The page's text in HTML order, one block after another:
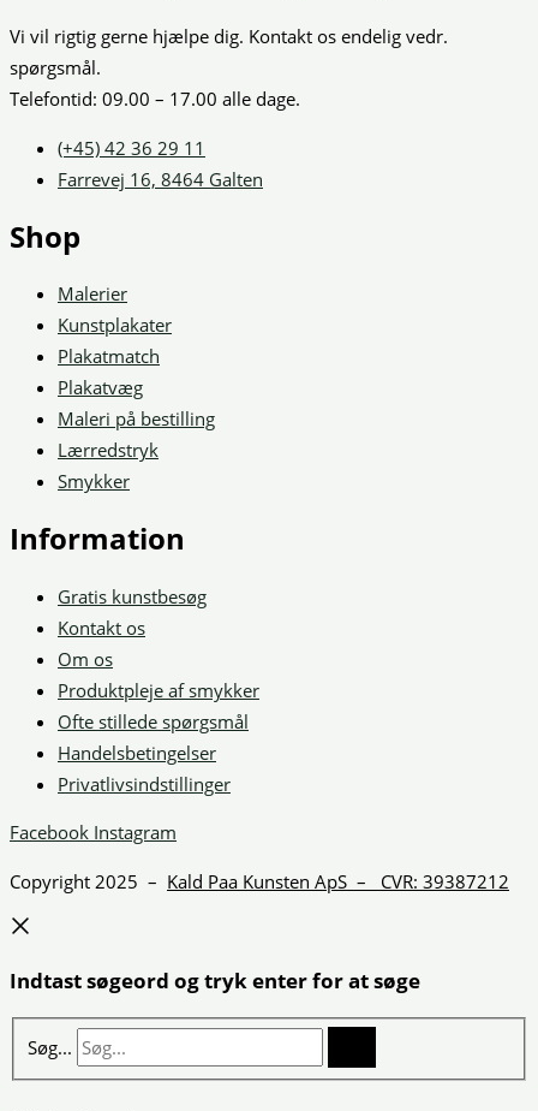
Vi vil rigtig gerne hjælpe dig. Kontakt os endelig vedr.
spørgsmål.
Telefontid: 09.00 – 17.00 alle dage.
(+45) 42 36 29 11
Farrevej 16, 8464 Galten
Shop
Malerier
Kunstplakater
Plakatmatch
Plakatvæg
Maleri på bestilling
Lærredstryk
Smykker
Information
Gratis kunstbesøg
Kontakt os
Om os
Produktpleje af smykker
Ofte stillede spørgsmål
Handelsbetingelser
Privatlivsindstillinger
Facebook Instagram
Copyright 2025 – Kald Paa Kunsten ApS – CVR: 39387212
Indtast søgeord og tryk enter for at søge
Søg...